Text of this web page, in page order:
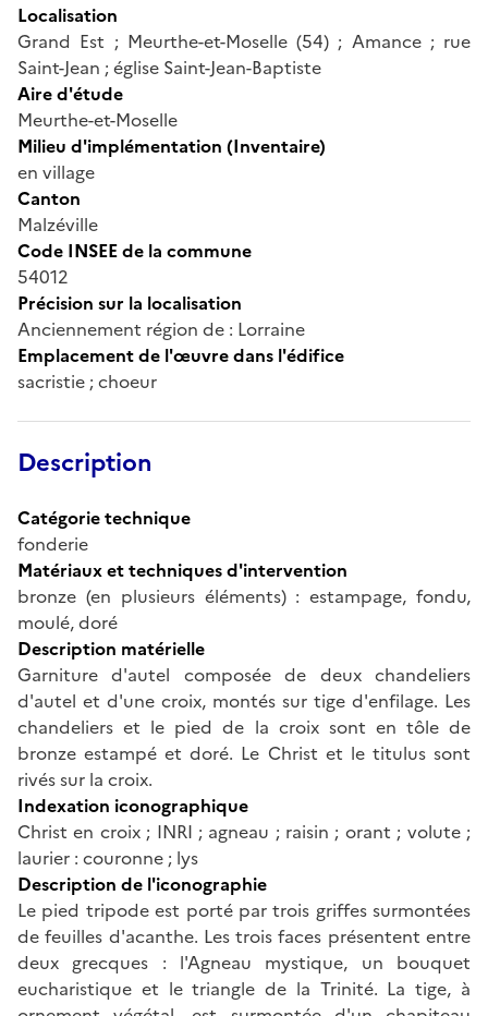
Localisation
Grand Est ; Meurthe-et-Moselle (54) ; Amance ; rue
Saint-Jean ; église Saint-Jean-Baptiste
Aire d'étude
Meurthe-et-Moselle
Milieu d'implémentation (Inventaire)
en village
Canton
Malzéville
Code INSEE de la commune
54012
Précision sur la localisation
Anciennement région de : Lorraine
Emplacement de l'œuvre dans l'édifice
sacristie ; choeur
Description
Catégorie technique
fonderie
Matériaux et techniques d'intervention
bronze (en plusieurs éléments) : estampage, fondu,
moulé, doré
Description matérielle
Garniture d'autel composée de deux chandeliers
d'autel et d'une croix, montés sur tige d'enfilage. Les
chandeliers et le pied de la croix sont en tôle de
bronze estampé et doré. Le Christ et le titulus sont
rivés sur la croix.
Indexation iconographique
Christ en croix ; INRI ; agneau ; raisin ; orant ; volute ;
laurier : couronne ; lys
Description de l'iconographie
Le pied tripode est porté par trois griffes surmontées
de feuilles d'acanthe. Les trois faces présentent entre
deux grecques : l'Agneau mystique, un bouquet
eucharistique et le triangle de la Trinité. La tige, à